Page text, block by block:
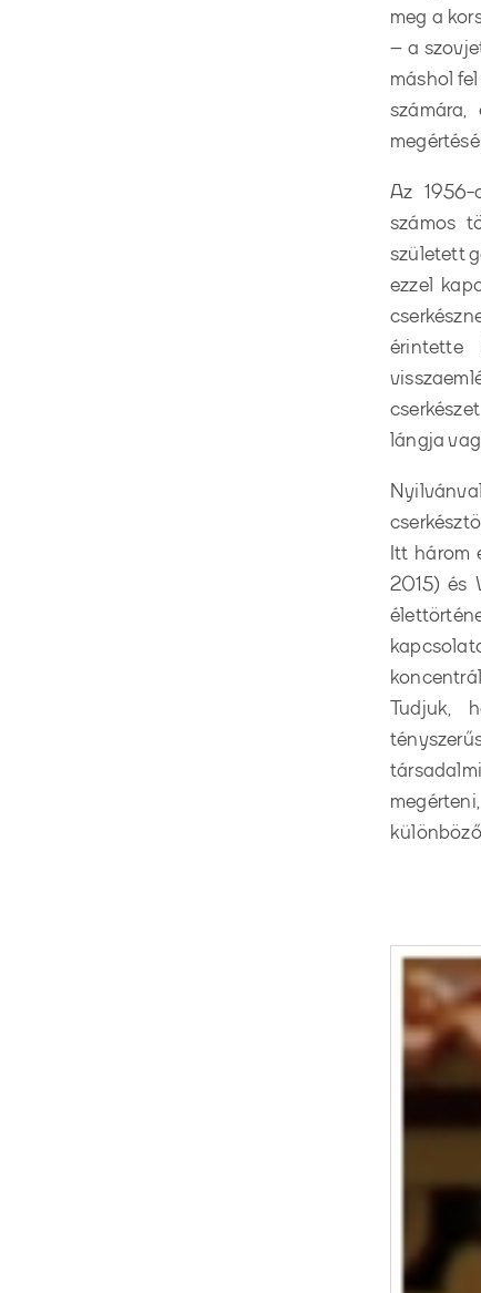
meg a
– a
máshol
Az 1956-
számos
született
ezzel
lángja
Itt három
2015) és
Tudjuk,